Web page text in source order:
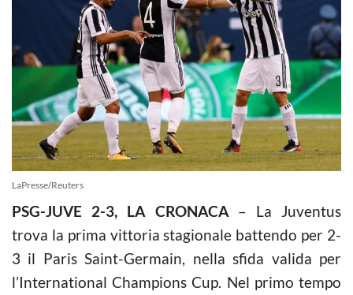
LaPresse/Reuters
PSG-JUVE 2-3, LA CRONACA– La Juventus
trova la prima vittoria stagionale battendo per 2-
3 il Paris Saint-Germain, nella sfida valida per
l’International Champions Cup. Nel primo tempo